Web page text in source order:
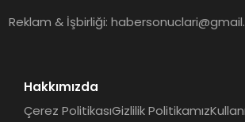
Reklam & İşbirliği:
Hakkımızda
Çerez PolitikasıGizlilik Politikamız